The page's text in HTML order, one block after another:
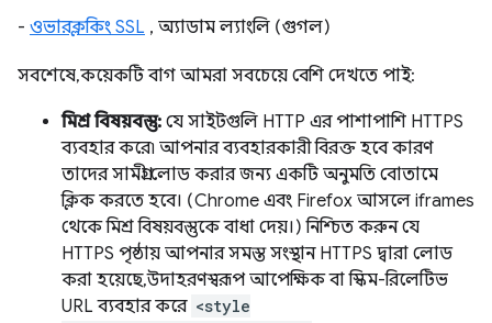
- ওভারক্লকিং SSL , অ্যাডাম ল্যাংলি (গুগল)
সবশেষে, কয়েকটি বাগ আমরা সবচেয়ে বেশি দেখতে পাই:
মিশ্র বিষয়বস্তু: যে সাইটগুলি HTTP এর পাশাপাশি HTTPS
ব্যবহার করে৷ আপনার ব্যবহারকারী বিরক্ত হবে কারণ
তাদের সামগ্রী লোড করার জন্য একটি অনুমতি বোতামে
ক্লিক করতে হবে। (Chrome এবং Firefox আসলে iframes
থেকে মিশ্র বিষয়বস্তুকে বাধা দেয়।) নিশ্চিত করুন যে
HTTPS পৃষ্ঠায় আপনার সমস্ত সংস্থান HTTPS দ্বারা লোড
করা হয়েছে, উদাহরণস্বরূপ আপেক্ষিক বা স্কিম-রিলেটিভ
URL ব্যবহার করে <style